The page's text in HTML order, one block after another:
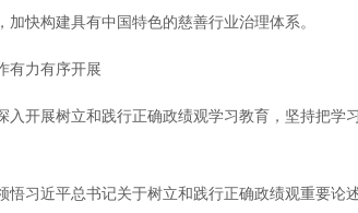
快构建具有中国特色的慈善行业治理体系。
有力有序开展
开展树立和践行正确政绩观学习教育，坚持把学
习近平总书记关于树立和践行正确政绩观重要